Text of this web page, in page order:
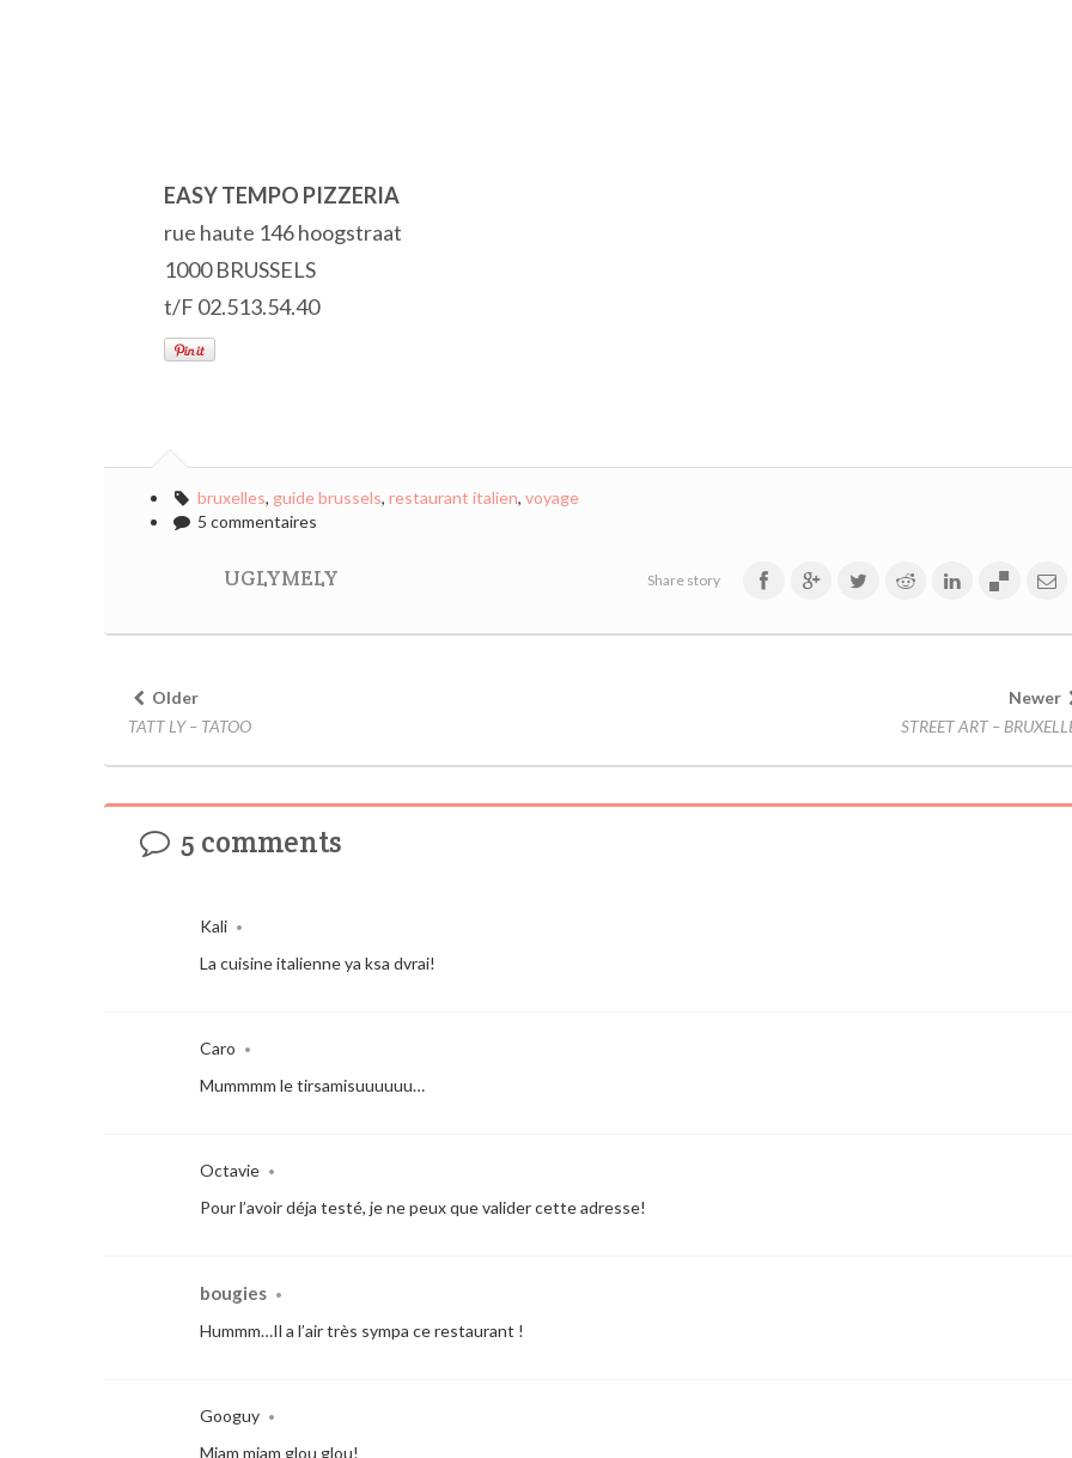
EASY TEMPO PIZZERIA
rue haute 146 hoogstraat
1000 BRUSSELS
t/F 02.513.54.40
bruxelles, guide brussels, restaurant italien, voyage
5 commentaires
UGLYMELY Share story
Older
TATT LY – TATOO
Newer
STREET ART –
5 comments
Kali •
La cuisine italienne ya ksa dvrai!
Caro •
Mummmm le tirsamisuuuuuu…
Octavie •
Pour l’avoir déja testé, je ne peux que valider cette adresse!
bougies •
Hummm…Il a l’air très sympa ce restaurant !
Googuy •
Miam miam glou glou!